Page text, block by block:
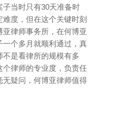
当时只有30天准备时
度，但在这个关键时刻
律师事务所，在何博亚
个多月就顺利通过，真
是看律所的规模有多
律师的专业度，负责任
疑问，何博亚律师值得